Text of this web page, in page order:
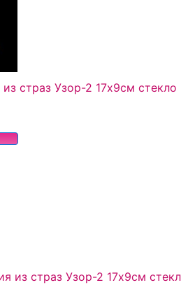
страз Узор-2 17х9см стекло